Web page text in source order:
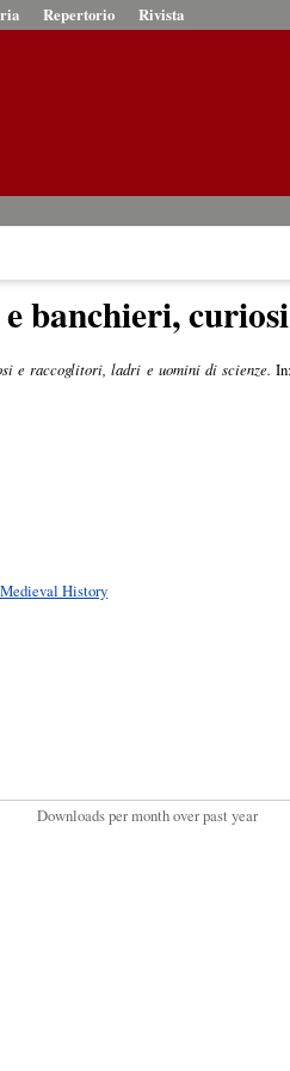
Repertorio Rivista
e raccoglitori, ladri e uomini di scienze.
History
Downloads per month over past year